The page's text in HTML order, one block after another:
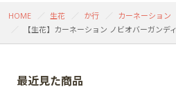
HOME 生花 か行
カーネーション
【生花】カーネーション ノビオバーガンディ
最近見た商品